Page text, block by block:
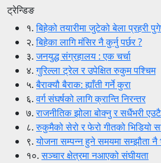
ट्रेन्डिङ
१.बिहेको तयारीमा जुटेको बेला प्रहरी
२.बिहेका लागि मंसिर नै कुर्नु पर्छर ?
३.जनयुद्ध संग्रहालय : एक चर्चा
४.गुरिल्ला ट्रेल र उपेक्षित रुकुम पश्चिम
५.बैराक्यौ बैराक: ह्याँती गर्ने कुरा
६.वर्ग संघर्षको लागि क्रान्ति निरन्तर
७.राजनीतिक झोला बोक्नु र सधैंभरी
८.रुकुमैको सेरो र फेरो गीतको भिडियो
९.योजना सम्पन्न हुने समयमा सम्झौता
१०.सञ्चार क्षेत्रमा नआएको संघीयता